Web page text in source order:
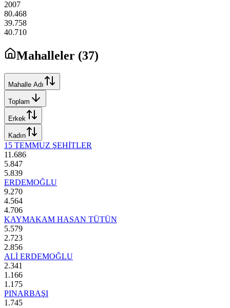
2007
80.468
39.758
40.710
Mahalleler (37)
Mahalle Adı
Toplam
Erkek
Kadın
15 TEMMUZ ŞEHİTLER
11.686
5.847
5.839
ERDEMOĞLU
9.270
4.564
4.706
KAYMAKAM HASAN TÜTÜN
5.579
2.723
2.856
ALİ ERDEMOĞLU
2.341
1.166
1.175
PINARBAŞI
1.745